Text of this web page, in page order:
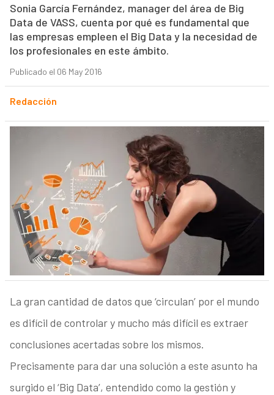
Sonia García Fernández, manager del área de Big
Data de VASS, cuenta por qué es fundamental que
las empresas empleen el Big Data y la necesidad de
los profesionales en este ámbito.
Publicado el 06 May 2016
Redacción
La gran cantidad de datos que ‘circulan’ por el mundo
es difícil de controlar y mucho más difícil es extraer
conclusiones acertadas sobre los mismos.
Precisamente para dar una solución a este asunto ha
surgido el ‘Big Data’, entendido como la gestión y